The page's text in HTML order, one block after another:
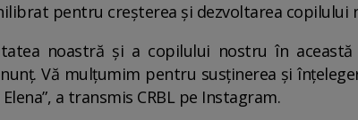
pentru creșterea și dezvoltarea copilului
noastră și a copilului nostru în
Vă mulțumim pentru susținerea și
a transmis CRBL pe Instagram.